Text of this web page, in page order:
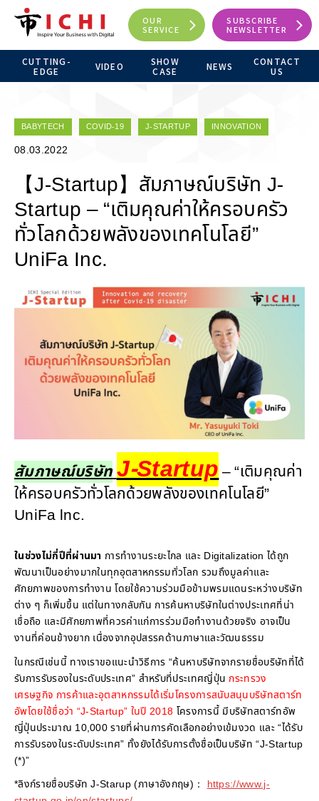
OUR
SERVICE
SUBSCRIBE
NEWSLETTER
CUTTING-
EDGE
VIDEO
SHOW
CASE
NEWS
CONTACT
US
BABYTECH COVID-19 J-STARTUP INNOVATION
08.03.2022
【J-Startup】สัมภาษณ์บริษัท J-
Startup – “เติมคุณค่าให้ครอบครัว
ทั่วโลกด้วยพลังของเทคโนโลยี”
UniFa Inc.
สัมภาษณ์บริษัทJ-Startup– “เติมคุณค่า
ให้ครอบครัวทั่วโลกด้วยพลังของเทคโนโลยี”
UniFa lnc.
ในช่วงไม่กี่ปีที่ผ่านมา การทำงานระยะไกล และ Digitalization ได้ถูก
พัฒนาเป็นอย่างมากในทุกอุตสาหกรรมทั่วโลก รวมถึงมูลค่าและ
ศักยภาพของการทำงาน โดยใช้ความร่วมมือข้ามพรมแดนระหว่างบริษัท
ต่าง ๆ ก็เพิ่มขึ้น แต่ในทางกลับกัน การค้นหาบริษัทในต่างประเทศที่น่า
เชื่อถือ และมีศักยภาพที่ควรค่าแก่การร่วมมือทำงานด้วยจริง อาจเป็น
งานที่ค่อนข้างยาก เนื่องจากอุปสรรคด้านภาษาและวัฒนธรรม
ในกรณีเช่นนี้ ทางเราขอแนะนำวิธีการ “ค้นหาบริษัทจากรายชื่อบริษัทที่ได้
รับการรับรองในระดับประเทศ” สำหรับที่ประเทศญี่ปุ่น กระทรวง
เศรษฐกิจ การค้าและอุตสาหกรรมได้เริ่มโครงการสนับสนุนบริษัทสตาร์ท
อัพโดยใช้ชื่อว่า “J-Startup” ในปี 2018 โครงการนี้ มีบริษัทสตาร์ทอัพ
ญี่ปุ่นประมาณ 10,000 รายที่ผ่านการคัดเลือกอย่างเข้มงวด และ “ได้รับ
การรับรองในระดับประเทศ” ทั้งยังได้รับการตั้งชื่อเป็นบริษัท “J-Startup
(*)”
*ลิงก์รายชื่อบริษัท J-Starup (ภาษาอังกฤษ)：https://www.j-